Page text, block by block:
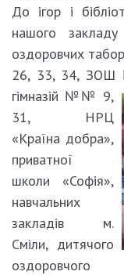
До ігор і
нашого
оздоровчих
26, 33, 34,
гімназій №№ 9,
31, НРЦ
«Країна добра»,
приватної
школи «Софія»,
навчальних
закладів м.
Сміли, дитячого
оздоровчого